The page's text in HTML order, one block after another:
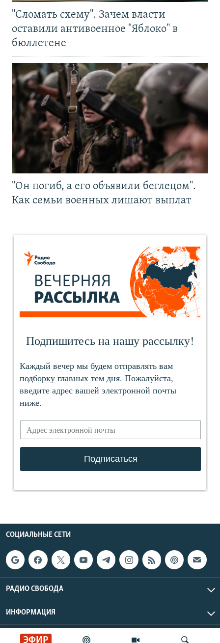
ЭФИР
"Сломать схему". Зачем власти
оставили антивоенное "Яблоко" в
бюллетене
"Он погиб, а его объявили беглецом".
Как семьи военных лишают выплат
СОЦИАЛЬНЫЕ СЕТИ
РАДИО СВОБОДА
ИНФОРМАЦИЯ
Радио Свобода © 2026 RFE/RL, Inc. | Все права защищены.